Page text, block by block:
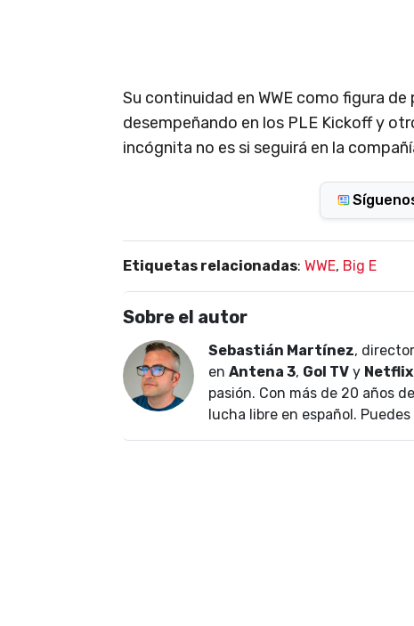
Su continuidad en WWE como figura
desempeñando en los PLE Kickoff y
incógnita no es si seguirá en la
Etiquetas relacionadas: WWE, Big E
Sobre el autor
Sebastián Martínez,
en Antena 3, Gol TV y Netflix
pasión. Con más de 20 años
lucha libre en español.